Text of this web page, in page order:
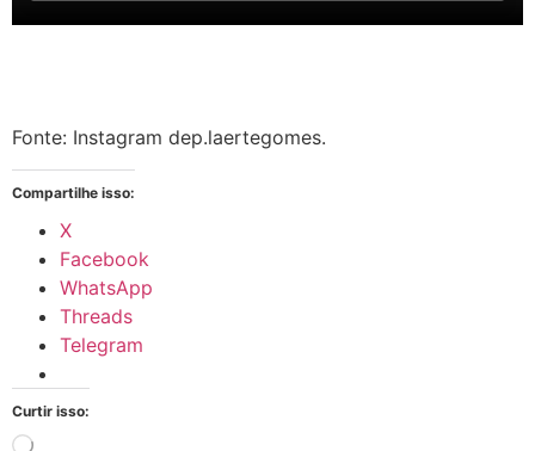
Fonte: Instagram dep.laertegomes.
Compartilhe isso:
X
Facebook
WhatsApp
Threads
Telegram
Curtir isso: